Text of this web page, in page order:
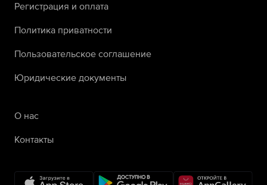
Регистрация и оплата
Политика приватности
Пользовательское соглашение
Юридические документы
О нас
Контакты